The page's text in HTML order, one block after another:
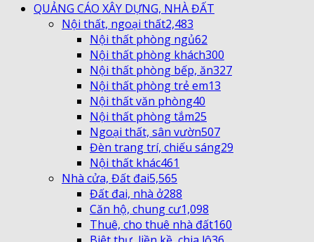
QUẢNG CÁO XÂY DỰNG, NHÀ ĐẤT
Nội thất, ngoại thất2,483
Nội thất phòng ngủ62
Nội thất phòng khách300
Nội thất phòng bếp, ăn327
Nội thất phòng trẻ em13
Nội thất văn phòng40
Nội thất phòng tắm25
Ngoại thất, sân vườn507
Đèn trang trí, chiếu sáng29
Nội thất khác461
Nhà cửa, Đất đai5,565
Đất đai, nhà ở288
Căn hộ, chung cư1,098
Thuê, cho thuê nhà đất160